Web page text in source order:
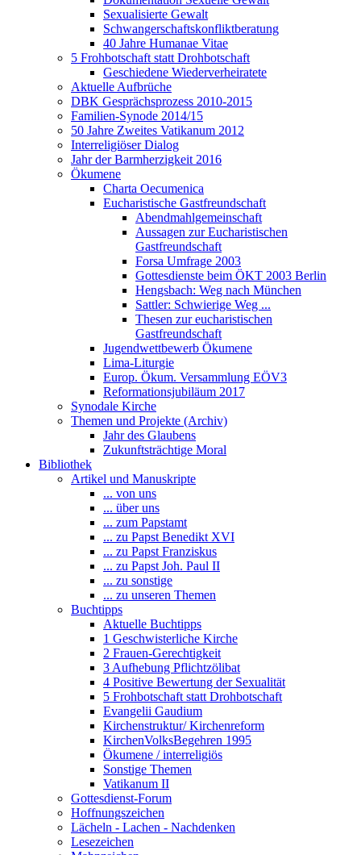
Sexualisierte Gewalt
Schwangerschaftskonfliktberatung
40 Jahre Humanae Vitae
5 Frohbotschaft statt Drohbotschaft
Geschiedene Wiederverheiratete
Aktuelle Aufbrüche
DBK Gesprächsprozess 2010-2015
Familien-Synode 2014/15
50 Jahre Zweites Vatikanum 2012
Interreligiöser Dialog
Jahr der Barmherzigkeit 2016
Ökumene
Charta Oecumenica
Eucharistische Gastfreundschaft
Abendmahlgemeinschaft
Aussagen zur Eucharistischen
Gastfreundschaft
Forsa Umfrage 2003
Gottesdienste beim ÖKT 2003 Berlin
Hengsbach: Weg nach München
Sattler: Schwierige Weg ...
Thesen zur eucharistischen
Gastfreundschaft
Jugendwettbewerb Ökumene
Lima-Liturgie
Europ. Ökum. Versammlung EÖV3
Reformationsjubiläum 2017
Synodale Kirche
Themen und Projekte (Archiv)
Jahr des Glaubens
Zukunftsträchtige Moral
Bibliothek
Artikel und Manuskripte
... von uns
... über uns
... zum Papstamt
... zu Papst Benedikt XVI
... zu Papst Franziskus
... zu Papst Joh. Paul II
... zu sonstige
... zu unseren Themen
Buchtipps
Aktuelle Buchtipps
1 Geschwisterliche Kirche
2 Frauen-Gerechtigkeit
3 Aufhebung Pflichtzölibat
4 Positive Bewertung der Sexualität
5 Frohbotschaft statt Drohbotschaft
Evangelii Gaudium
Kirchenstruktur/ Kirchenreform
KirchenVolksBegehren 1995
Ökumene / interreligiös
Sonstige Themen
Vatikanum II
Gottesdienst-Forum
Hoffnungszeichen
Lächeln - Lachen - Nachdenken
Lesezeichen